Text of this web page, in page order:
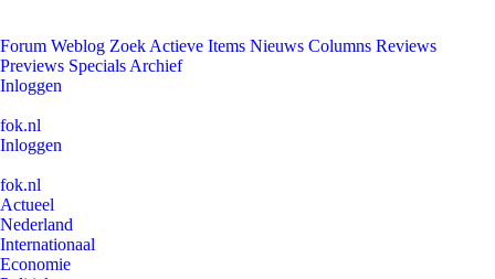
Forum Weblog Zoek Actieve Items Nieuws Columns Reviews
Previews Specials Archief
Inloggen
fok.nl
Inloggen
fok.nl
Actueel
Nederland
Internationaal
Economie